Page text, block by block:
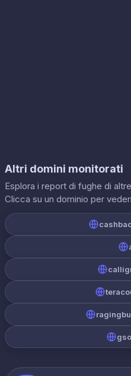
Altri domini monitorati
Esplora i report di fughe di
Clicca su un dominio per